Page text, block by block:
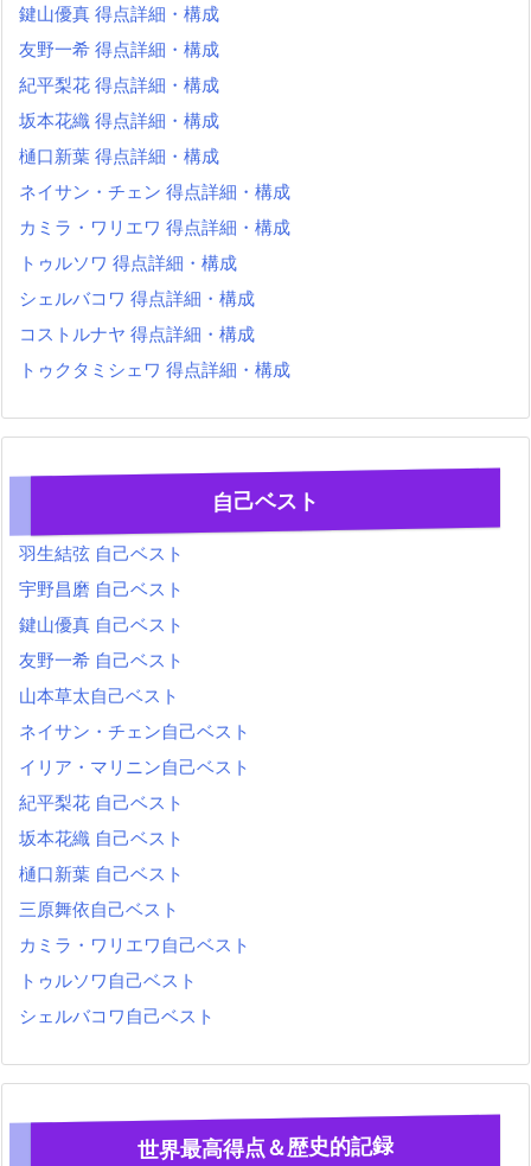
鍵山優真 得点詳細・構成
友野一希 得点詳細・構成
紀平梨花 得点詳細・構成
坂本花織 得点詳細・構成
樋口新葉 得点詳細・構成
ネイサン・チェン 得点詳細・構成
カミラ・ワリエワ 得点詳細・構成
トゥルソワ 得点詳細・構成
シェルバコワ 得点詳細・構成
コストルナヤ 得点詳細・構成
トゥクタミシェワ 得点詳細・構成
自己ベスト
羽生結弦 自己ベスト
宇野昌磨 自己ベスト
鍵山優真 自己ベスト
友野一希 自己ベスト
山本草太自己ベスト
ネイサン・チェン自己ベスト
イリア・マリニン自己ベスト
紀平梨花 自己ベスト
坂本花織 自己ベスト
樋口新葉 自己ベスト
三原舞依自己ベスト
カミラ・ワリエワ自己ベスト
トゥルソワ自己ベスト
シェルバコワ自己ベスト
世界最高得点＆歴史的記録